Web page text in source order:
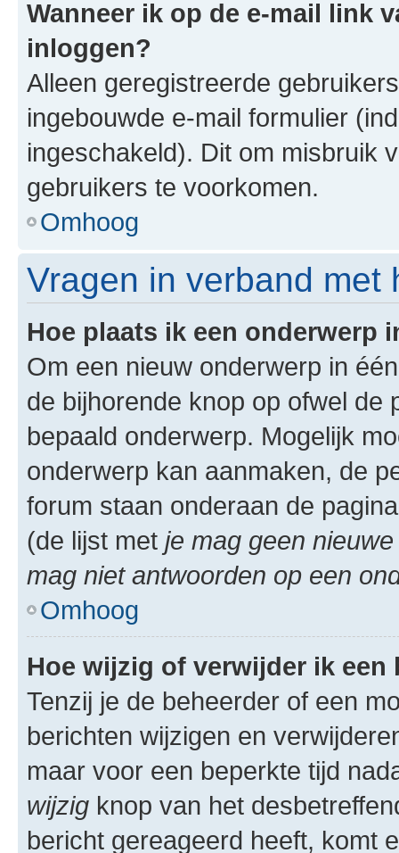
Wanneer ik op de e-mail link
inloggen?
Alleen geregistreerde
ingebouwde e-mail formulier
ingeschakeld). Dit om misbruik
gebruikers te voorkomen.
Omhoog
Vragen in verband met
Hoe plaats ik een onderwerp
Om een nieuw onderwerp in
de bijhorende knop op ofwel de
bepaald onderwerp. Mogelijk
onderwerp kan aanmaken, de
forum staan onderaan de
(de lijst met je mag geen
mag niet antwoorden op een
Omhoog
Hoe wijzig of verwijder ik een
Tenzij je de beheerder of een
berichten wijzigen en
maar voor een beperkte tijd
wijzig knop van het
bericht gereageerd heeft, komt